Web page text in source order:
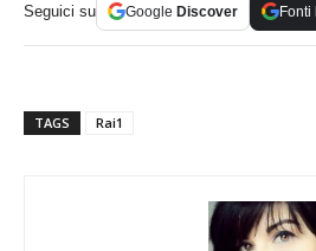
Seguici su Google Discover Fonti
TAGS Rai1